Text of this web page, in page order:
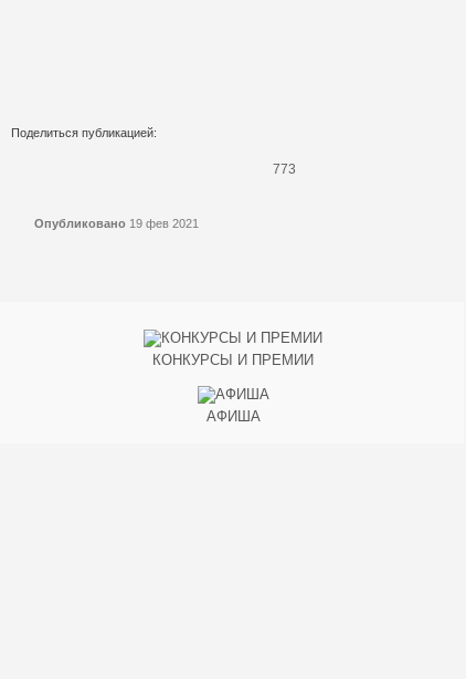
Поделиться публикацией:
773
Опубликовано 19 фев 2021
КОНКУРСЫ И ПРЕМИИ
АФИША